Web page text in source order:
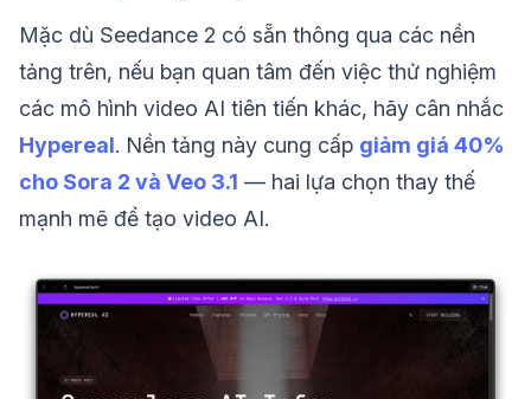
Mặc dù Seedance 2 có sẵn thông qua các nền
tảng trên, nếu bạn quan tâm đến việc thử nghiệm
các mô hình video AI tiên tiến khác, hãy cân nhắc
Hypereal. Nền tảng này cung cấp giảm giá 40%
cho Sora 2 và Veo 3.1 — hai lựa chọn thay thế
mạnh mẽ để tạo video AI.